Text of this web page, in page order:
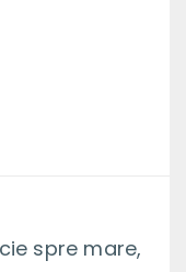
spre mare,